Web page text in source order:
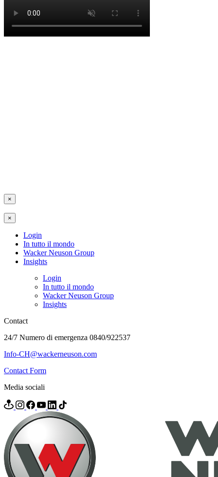
×
×
Login
In tutto il mondo
Wacker Neuson Group
Insights
Login
In tutto il mondo
Wacker Neuson Group
Insights
Contact
24/7 Numero di emergenza 0840/922537
Info-CH@wackerneuson.com
Contact Form
Media sociali